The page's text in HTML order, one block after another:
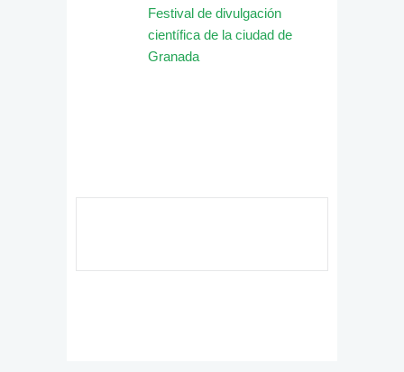
Festival de divulgación
científica de la ciudad de
Granada